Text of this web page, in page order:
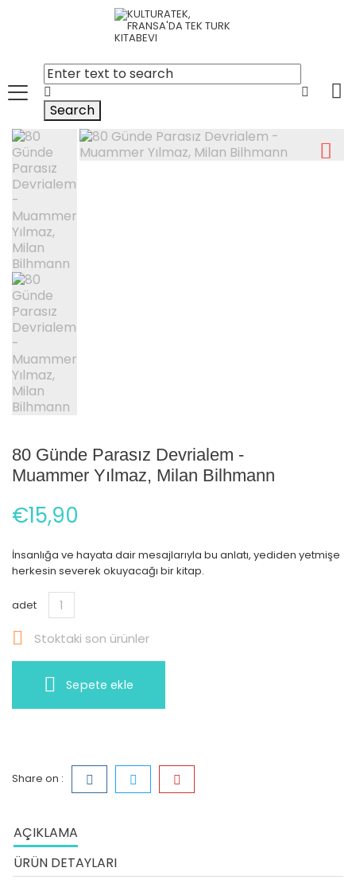
Search
80 Günde Parasız Devrialem -
Muammer Yılmaz, Milan Bilhmann
€15,90
İnsanlığa ve hayata dair mesajlarıyla bu anlatı, yediden yetmişe
herkesin severek okuyacağı bir kitap.
adet
 Stoktaki son ürünler
Sepete ekle
Share on :
AÇIKLAMA
ÜRÜN DETAYLARI